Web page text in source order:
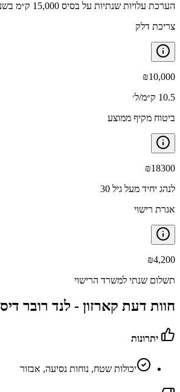
הערכת עלויות שנתיות על בסיס 15,000 ק״מ בשנה
צריכת דלק
₪10,000
10.5 ק״מ/ל׳
ביטוח מקיף ממוצע
₪18300
לנהג יחיד מעל גיל 30
אגרת רישוי
₪4,200
תשלום שנתי למשרד הרישוי
חוות דעת קארזון - לנד רובר
יתרונות
יכולות שטח, נוחות נסיעה, אבזור